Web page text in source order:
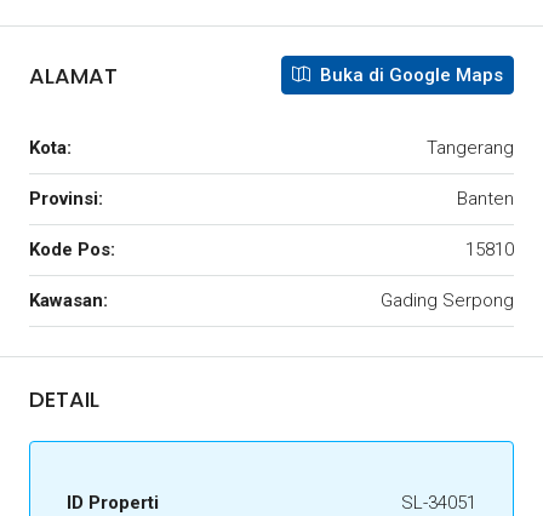
ALAMAT Buka di Google Maps
Kota: Tangerang
Provinsi: Banten
Kode Pos: 15810
Kawasan: Gading Serpong
DETAIL
ID Properti SL-34051